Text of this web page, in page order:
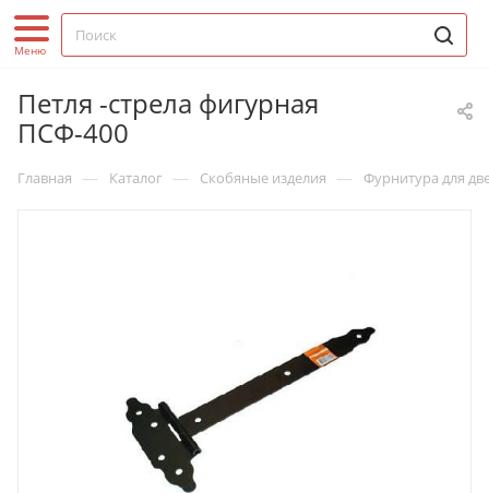
Петля -стрела фигурная
ПСФ-400
Главная — Каталог — Скобяные изделия — Фурнитура для